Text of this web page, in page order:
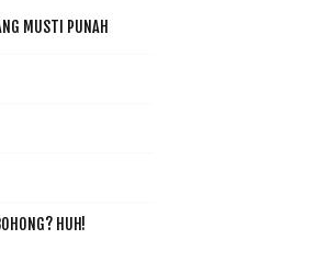
MUSTI PUNAH
HUH!